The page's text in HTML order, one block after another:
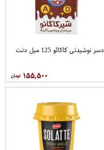
دسر نوشیدنی کاکائو 125 میل دنت
۱۵۵,۵۰۰